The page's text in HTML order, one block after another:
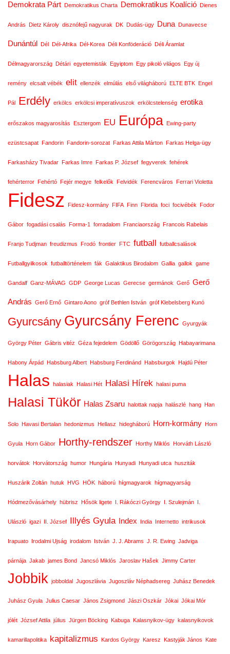
Demokrata Párt Demokratikus Charta Demokratikus Koalíció Dienes
András Dietz Károly disznófejű nagyurak DK Dudás-ügy Duna Dunavecse
Dunántúl Dél Dél-Afrika Dél-Korea Déli Konföderáció Déli Áramlat
Délmagyarország Détári egyetemisták Egyiptom Egy pikoló világos Egy új
remény elcsalt vébék elit ellenzék elmúlás első világháború ELTE BTK Engel
Pál Erdély erkölcs erkölcsi imperatívuszok erkölcstelenség erotika
erőszakos magyarosítás Esztergom EU Európa Ewing-party
ezüstcsapat Fandorin Fandorin-sorozat Farkas Attila Márton Farkas Helga-ügy
Farkasházy Tivadar Farkas Imre Farkas P. József fegyverek fehérek
fehérterror Fehértó Fejér megye felkelők Felvidék Ferencváros Ferrari Violetta
Fidesz Fidesz-kormány FIFA Finn Florida foci focivébék Fodor
Gábor fogadási csalás Forma-1 forradalom Franciaország Francois Rabelais
Franjo Tudjman freudizmus Frodó frontier FTC futball futballcsalások
Futballgyilkosok futballtörténelem fák Galaktikus Birodalom Gallia gallok game
Gandalf Ganz-MÁVAG GDP George Lucas Gerecse germánok Gerő Gerő
András Gerő Ernő Gintaro Aono gróf Bethlen István gróf Klebelsberg Kunó
Gyurcsány Gyurcsány Ferenc Gyurgyák
György Péter Gábris vitéz Géza fejedelem Gödöllő Görögország Habayarimana
Habony Árpád Habsburg Albert Habsburg Ferdinánd Habsburgok Hajdú Péter
Halas halasiak Halasi Hét Halasi Hírek halasi puma
Halasi Tükör Halas Zsaru halottak napja halászlé hang Han
Solo Havasi Bertalan hedonizmus Hellasz hidegháború Horn-kormány Horn
Gyula Horn Gábor Horthy-rendszer Horthy Miklós Horváth László
horvátok Horvátország humor Hungária Hunyadi Hunyadi utca husziták
Huszárik Zoltán hutuk HVG HÖK háború hígmagyarok hígmagyarság
Hódmezővásárhely hübrisz Hősök ligete I. Rákóczi György I. Szulejmán I.
Ulászló igazi II. József Illyés Gyula Index India Internetto intrikusok
Irapuato Irodalmi Ujság irodalom István J. J. Abrams J. R. Ewing Jadviga
párnája Jakab james Bond Jancsó Miklós Jaroslav Hašek Jimmy Carter
Jobbik jobboldal Jugoszlávia Jugoszláv Néphadsereg Juhász Benedek
Juhász Gyula Julius Caesar János Zsigmond Jászi Oszkár Jókai Jókai Mór
jólét József Attila július Jürgen Böcking Kabuga Kalasnyikov-ügy kalasnyikovok
kamarillapolitika kapitalizmus Kardos György Karesz Kastyják János Kate